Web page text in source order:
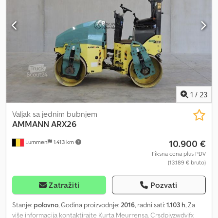
1 / 23
Lummen 1.413 km
Valjak sa jednim bubnjem
AMMANN ARX26
10.900 €
Fiksna cena plus PDV
(13.189 € bruto)
Zatražiti Pozvati
Stanje: polovno, Godina proizvodnje:2016, radni sati:1.103 h, Za
više informacija kontaktirajte Kurta Meurrensa. Crsdpjyzwdvjfx